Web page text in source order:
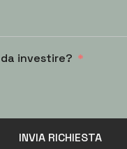
investire?
INVIA RICHIESTA